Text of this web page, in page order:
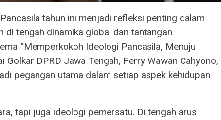
tahun ini menjadi refleksi penting dalam
di tengah dinamika global dan tantangan
“Memperkokoh Ideologi Pancasila, Menuju
Golkar DPRD Jawa Tengah, Ferry Wawan Cahyono,
pegangan utama dalam setiap aspek kehidupan
tapi juga ideologi pemersatu. Di tengah arus